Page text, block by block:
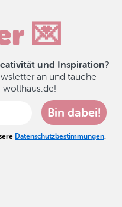
💌
und Inspiration?
an und tauche
Bin dabei!
Datenschutzbestimmungen